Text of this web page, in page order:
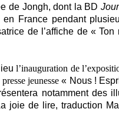
de Jongh, dont la BD
France pendant
de l’affiche de « Ton
l’inauguration de
jeunesse « Nous !
notamment des
joie de lire, traduction